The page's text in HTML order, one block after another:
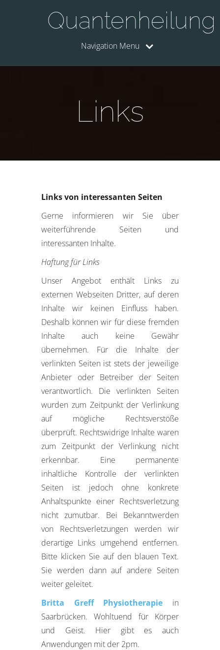
Quantenheilung
Navigation Menu
Links
Links von interessanten Seiten
Gerne informieren wir Sie über
weiterführende Seiten und
interessanten Inhalte.
Haftung für Links
Unser Angebot enthält Links zu
externen Webseiten Dritter, auf deren
Inhalte wir keinen Einfluss haben.
Deshalb können wir für diese fremden
Inhalte auch keine Gewähr
übernehmen. Für die Inhalte der
verlinkten Seiten ist stets der jeweilige
Anbieter oder Betreiber der Seiten
verantwortlich. Die verlinkten Seiten
wurden zum Zeitpunkt der Verlinkung
auf mögliche Rechtsverstöße
überprüft. Rechtswidrige Inhalte waren
zum Zeitpunkt der Verlinkung nicht
erkennbar. Eine permanente
inhaltliche Kontrolle der verlinkten
Seiten ist jedoch ohne konkrete
Anhaltspunkte einer Rechtsverletzung
nicht zumutbar. Bei Bekanntwerden
von Rechtsverletzungen werden wir
derartige Links umgehend entfernen.
Bitte klicken Sie auf den blauen Text.
Sie werden dann auf andere Seiten
weiter geleitet.
Britta Greff Physiotherapie in
Saarbrücken. Wohltuend für Körper
und Geist. Hier gibt es auch
Anwendungen mit der 2pm.